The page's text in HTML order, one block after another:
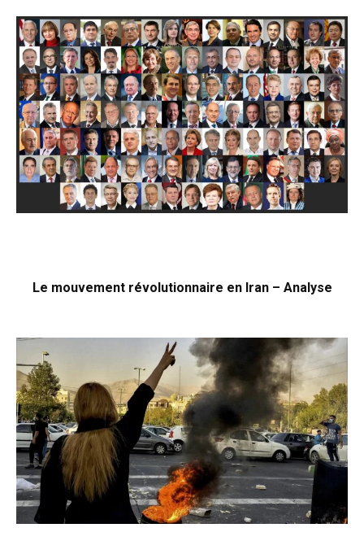
Le mouvement révolutionnaire en Iran – Analyse